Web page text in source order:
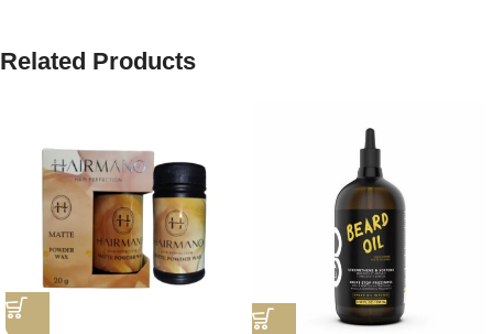
Related Products